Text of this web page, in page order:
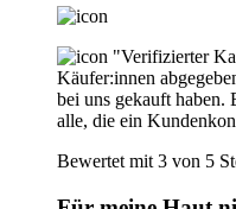
"Verifizierter
Käufer:innen
bei uns gekauft haben.
alle, die ein
Bewertet mit 3 von 5